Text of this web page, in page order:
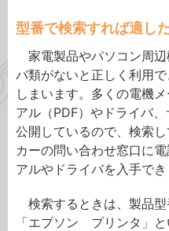
型番で検索すれば適し
家電製品やパソコン周辺
バ類がないと正しく利用
しまいます。多くの電機
アル（PDF）やドライバ
公開しているので、検索
カーの問い合わせ窓口に
アルやドライバを入手でき
検索するときは、製品型
「エプソン プリンタ」